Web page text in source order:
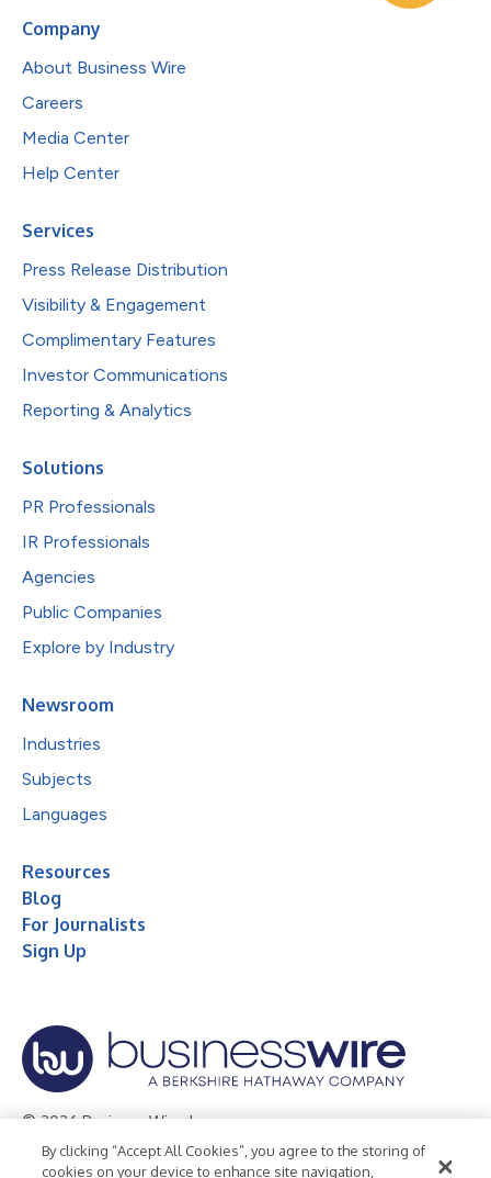
Company
About Business Wire
Careers
Media Center
Help Center
Services
Press Release Distribution
Visibility & Engagement
Complimentary Features
Investor Communications
Reporting & Analytics
Solutions
PR Professionals
IR Professionals
Agencies
Public Companies
Explore by Industry
Newsroom
Industries
Subjects
Languages
Resources
Blog
For Journalists
Sign Up
© 2026 Business Wire, Inc.
Privacy Policy Cookie Policy Accessibility Statement
By clicking “Accept All Cookies”, you agree to the storing of
cookies on your device to enhance site navigation,